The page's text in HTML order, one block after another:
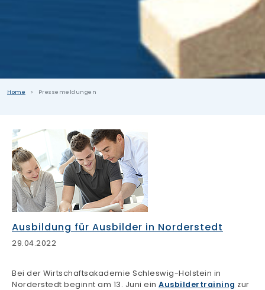
Home Pressemeldungen
Ausbildung für Ausbilder in Norderstedt
29.04.2022
Bei der Wirtschaftsakademie Schleswig-Holstein in
Norderstedt beginnt am 13. Juni ein Ausbildertraining zur